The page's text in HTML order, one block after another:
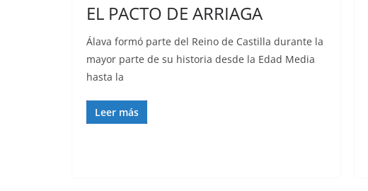
EL PACTO DE ARRIAGA
Álava formó parte del Reino de Castilla durante la
mayor parte de su historia desde la Edad Media
hasta la
Leer más